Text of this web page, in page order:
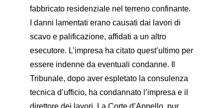
fabbricato residenziale nel terreno confinante.
I danni lamentati erano causati dai lavori di
scavo e palificazione, affidati a un altro
esecutore. L’impresa ha citato quest’ultimo per
essere indenne da eventuali condanne. Il
Tribunale, dopo aver espletato la consulenza
tecnica d’ufficio, ha condannato l’impresa e il